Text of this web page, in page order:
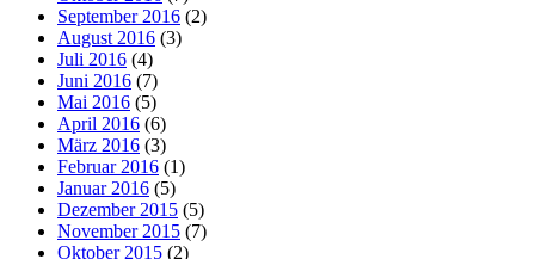
September 2016 (2)
August 2016 (3)
Juli 2016 (4)
Juni 2016 (7)
Mai 2016 (5)
April 2016 (6)
März 2016 (3)
Februar 2016 (1)
Januar 2016 (5)
Dezember 2015 (5)
November 2015 (7)
Oktober 2015 (2)